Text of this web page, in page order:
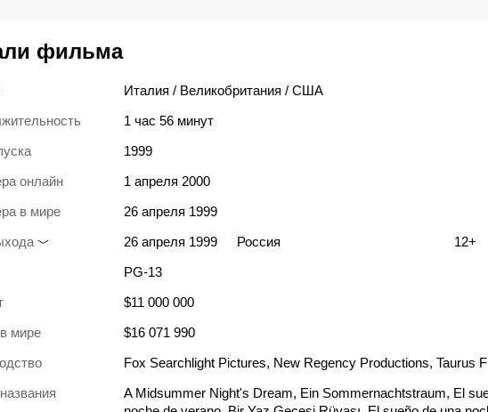
фильма
Италия / Великобритания / США
1 час 56 минут
1999
онлайн
1 апреля 2000
в мире
26 апреля 1999
26 апреля 1999 Россия
12+
PG-13
$11 000 000
мире
$16 071 990
Fox Searchlight Pictures, New Regency Productions, Taurus
A Midsummer Night's Dream, Ein Sommernachtstraum, El